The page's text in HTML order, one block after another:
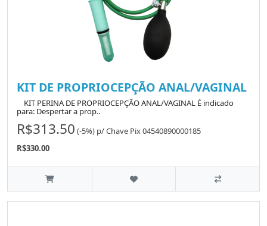
KIT DE PROPRIOCEPÇÃO ANAL/VAGINAL
KIT PERINA DE PROPRIOCEPÇÃO ANAL/VAGINAL É indicado
para: Despertar a prop..
R$313.50 (-5%) p/Chave Pix 04540890000185
R$330.00